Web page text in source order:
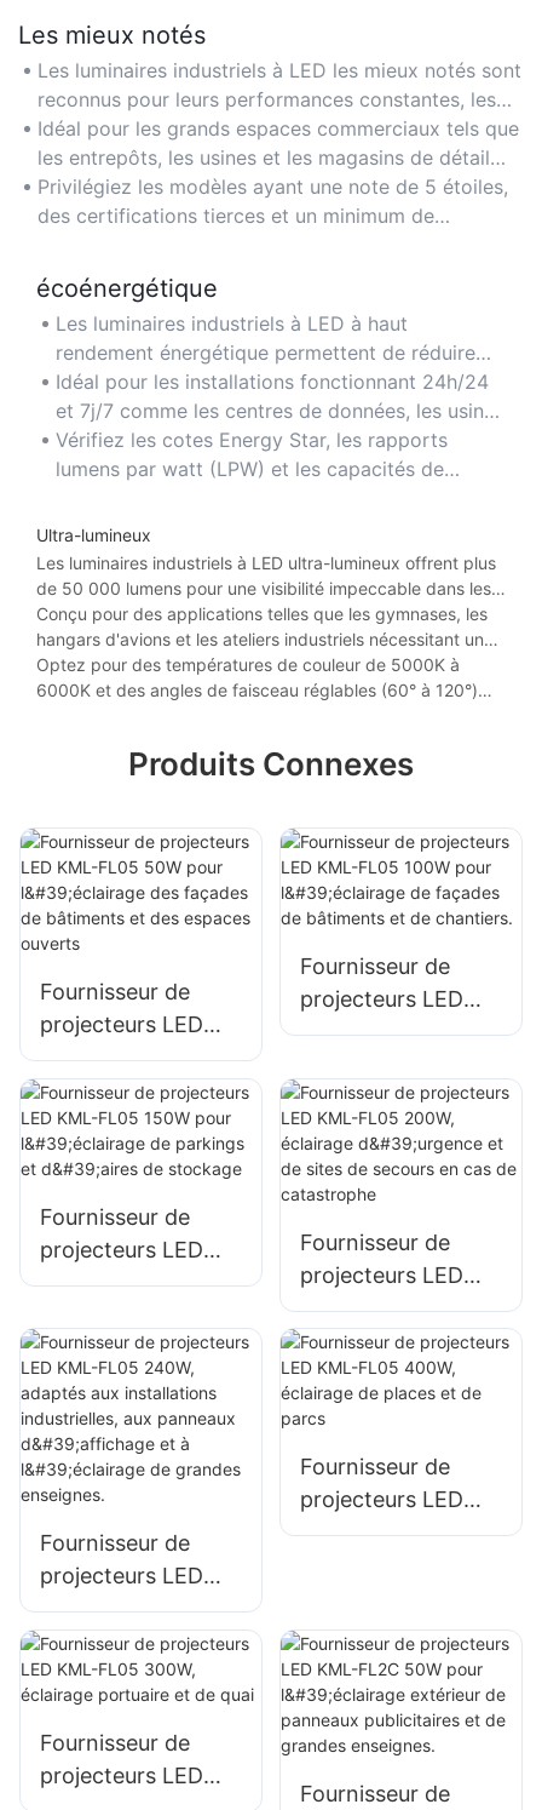
Les mieux notés
Les luminaires industriels à LED les mieux notés sont
reconnus pour leurs performances constantes, les
avis clients vérifiés et les certifications industrielles
telles que UL ou DLC.
Idéal pour les grands espaces commerciaux tels que
les entrepôts, les usines et les magasins de détail
nécessitant un éclairage fiable et durable.
Privilégiez les modèles ayant une note de 5 étoiles,
des certifications tierces et un minimum de
écoénergétique
Les luminaires industriels à LED à haut
rendement énergétique permettent de réduire
les coûts d'électricité jusqu'à 70 % par rapport
aux luminaires HID ou fluorescents traditionnels.
Idéal pour les installations fonctionnant 24h/24
et 7j/7 comme les centres de données, les usines
de fabrication et les entrepôts frigorifiques.
Vérifiez les cotes Energy Star, les rapports
lumens par watt (LPW) et les capacités de
Ultra-lumineux
Les luminaires industriels à LED ultra-lumineux offrent plus
de 50 000 lumens pour une visibilité impeccable dans les
vastes espaces à hauts plafonds.
Conçu pour des applications telles que les gymnases, les
hangars d'avions et les ateliers industriels nécessitant un
éclairage intense et uniforme.
Optez pour des températures de couleur de 5000K à
6000K et des angles de faisceau réglables (60° à 120°)
Produits Connexes
Fournisseur de
projecteurs LED
KML-FL05 50W
pour l'éclairage des
façades de
bâtiments et des
Fournisseur de
projecteurs LED
KML-FL05 100W
façades de
bâtiments et de
chantiers.
Fournisseur de
projecteurs LED
KML-FL05 150W
parkings et d'aires
de stockage
Fournisseur de
projecteurs LED
KML-FL05 200W,
éclairage d'urgence
et de sites de
secours en cas de
Fournisseur de
projecteurs LED
KML-FL05 240W,
adaptés aux
installations
industrielles, aux
panneaux
d'affichage et à
Fournisseur de
projecteurs LED
KML-FL05 400W,
Fournisseur de
projecteurs LED
Fournisseur de